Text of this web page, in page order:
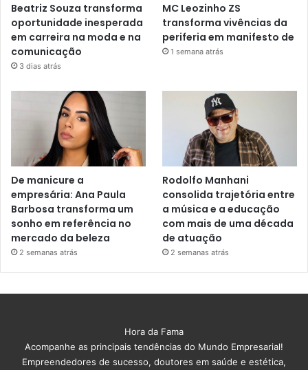
Beatriz Souza transforma
oportunidade inesperada
em carreira na moda e na
comunicação
3 dias atrás
MC Leozinho ZS
transforma vivências da
periferia em manifesto de
1 semana atrás
De manicure a
empresária: Ana Paula
Barbosa transforma um
sonho em referência no
mercado da beleza
2 semanas atrás
Rodolfo Manhani
consolida trajetória entre
a música e a educação
com mais de uma década
de atuação
2 semanas atrás
Hora da Fama
Acompanhe as principais tendências do Mundo Empresarial!
Empreendedores de sucesso, doutores em saúde e estética,